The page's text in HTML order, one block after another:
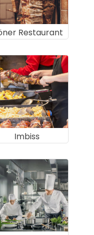
Restaurant
Imbiss